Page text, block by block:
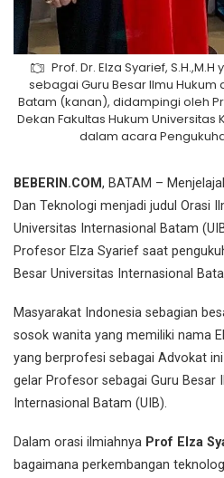
Prof. Dr. Elza Syarief,
sebagai Guru Besar Ilmu Hukum
Batam (kanan), didampingi oleh
Dekan Fakultas Hukum
dalam acara
BEBERIN.COM, BATAM –
Dan Teknologi menjadi judul Orasi
Universitas Internasional Batam
Profesor Elza Syarief saat
Besar Universitas Internasional
Masyarakat Indonesia sebagian
sosok wanita yang memiliki nama
yang berprofesi sebagai Advokat
gelar Profesor sebagai Guru Besar
Internasional Batam (UIB).
Dalam orasi ilmiahnya Prof Elza
bagaimana perkembangan